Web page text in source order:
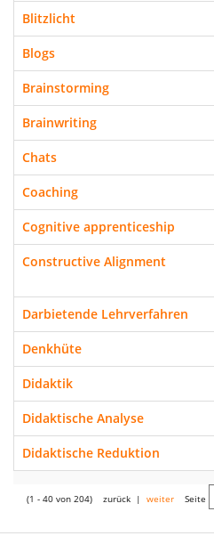
Blitzlicht
Blogs
Brainstorming
Brainwriting
Chats
Coaching
Cognitive apprenticeship
Constructive Alignment
Darbietende Lehrverfahren
Denkhüte
Didaktik
Didaktische Analyse
Didaktische Reduktion
(1 - 40 von 204) zurück | weiter Seite